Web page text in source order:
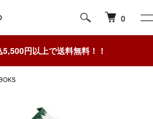
0
円以上で送料無料！！